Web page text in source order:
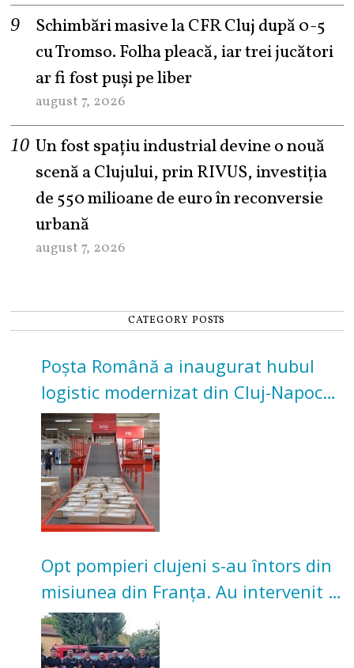
Schimbări masive la CFR Cluj după 0-5
cu Tromso. Folha pleacă, iar trei jucători
ar fi fost puși pe liber
august 7, 2026
Un fost spațiu industrial devine o nouă
scenă a Clujului, prin RIVUS, investiția
de 550 milioane de euro în reconversie
urbană
august 7, 2026
CATEGORY POSTS
Poșta Română a inaugurat hubul
logistic modernizat din Cluj-Napoca.
Investiție de 3 milioane de euro
Opt pompieri clujeni s-au întors din
misiunea din Franța. Au intervenit la
incendii de vegetație și pădure